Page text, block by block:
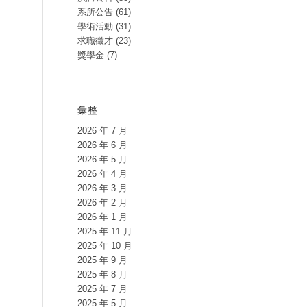
系所公告 (61)
學術活動 (31)
求職徵才 (23)
獎學金 (7)
彙整
2026 年 7 月
2026 年 6 月
2026 年 5 月
2026 年 4 月
2026 年 3 月
2026 年 2 月
2026 年 1 月
2025 年 11 月
2025 年 10 月
2025 年 9 月
2025 年 8 月
2025 年 7 月
2025 年 5 月